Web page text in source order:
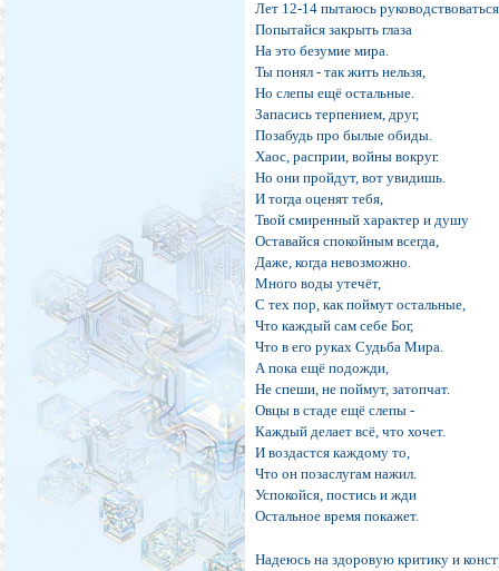
Лет 12-14 пытаюсь
Попытайся закрыть глаза
На это безумие мира.
Ты понял - так жить нельзя,
Но слепы ещё остальные.
Запасись терпением, друг,
Позабудь про былые обиды.
Хаос, расприи, войны вокруг.
Но они пройдут, вот увидишь.
И тогда оценят тебя,
Твой смиренный характер и душу
Оставайся спокойным всегда,
Даже, когда невозможно.
Много воды утечёт,
С тех пор, как поймут остальные,
Что каждый сам себе Бог,
Что в его руках Судьба Мира.
А пока ещё подожди,
Не спеши, не поймут, затопчат.
Овцы в стаде ещё слепы -
Каждый делает всё, что хочет.
И воздастся каждому то,
Что он позаслугам нажил.
Успокойся, постись и жди
Остальное время покажет.
Надеюсь на здоровую критику и